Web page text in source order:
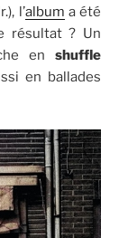
l’album a été
résultat ? Un
en shuffle
en ballades